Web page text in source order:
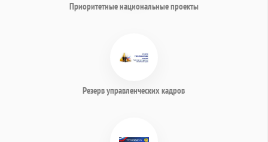
Приоритетные национальные проекты
Резерв управленческих кадров